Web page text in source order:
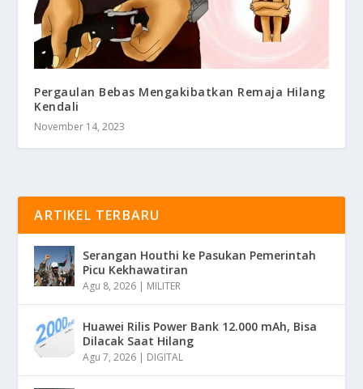
Pergaulan Bebas Mengakibatkan Remaja Hilang
Kendali
November 14, 2023
ARTIKEL TERBARU
Serangan Houthi ke Pasukan Pemerintah
Picu Kekhawatiran
Agu 8, 2026 | MILITER
Huawei Rilis Power Bank 12.000 mAh, Bisa
Dilacak Saat Hilang
Agu 7, 2026 | DIGITAL